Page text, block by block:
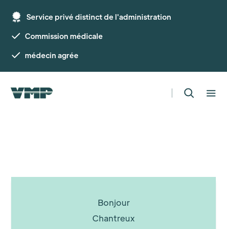
Service privé distinct de l'administration
Commission médicale
médecin agrée
Bonjour
Chantreux